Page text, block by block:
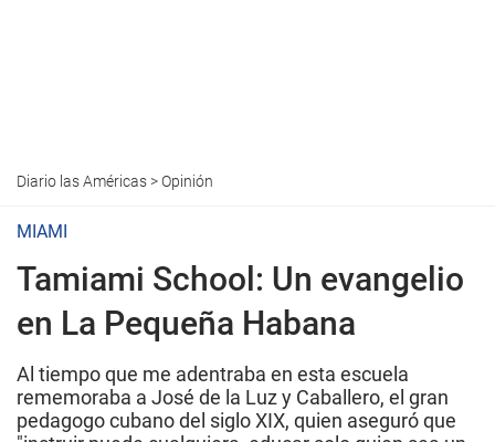
Diario las Américas>Opinión
MIAMI
Tamiami School: Un evangelio
en La Pequeña Habana
Al tiempo que me adentraba en esta escuela
rememoraba a José de la Luz y Caballero, el gran
pedagogo cubano del siglo XIX, quien aseguró que